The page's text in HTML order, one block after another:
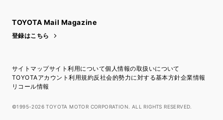
TOYOTA Mail Magazine
登録はこちら
サイトマップサイト利用について個人情報の取扱いについて
TOYOTAアカウント利用規約反社会的勢力に対する基本方針企業情報
リコール情報
©1995-2026 TOYOTA MOTOR CORPORATION. ALL RIGHTS RESERVED.